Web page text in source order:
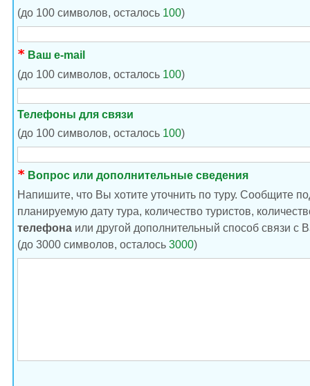
(до 100 символов, осталось 100)
Ваш e-mail
(до 100 символов, осталось 100)
Телефоны для связи
(до 100 символов, осталось 100)
Вопрос или дополнительные сведения
Напишите, что Вы хотите уточнить по туру. Сообщите
планируемую дату тура, количество туристов,
телефона или другой дополнительный способ связи с
(до 3000 символов, осталось 3000)